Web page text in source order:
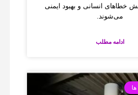
خطاهای انسانی و بهبود ایمنی
می‌شوند.
ادامه مطلب
ها